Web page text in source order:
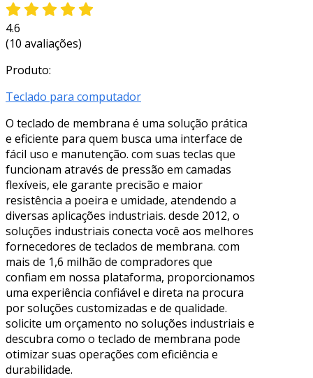
4.6
(10 avaliações)
Produto:
Teclado para computador
O teclado de membrana é uma solução prática
e eficiente para quem busca uma interface de
fácil uso e manutenção. com suas teclas que
funcionam através de pressão em camadas
flexíveis, ele garante precisão e maior
resistência a poeira e umidade, atendendo a
diversas aplicações industriais. desde 2012, o
soluções industriais conecta você aos melhores
fornecedores de teclados de membrana. com
mais de 1,6 milhão de compradores que
confiam em nossa plataforma, proporcionamos
uma experiência confiável e direta na procura
por soluções customizadas e de qualidade.
solicite um orçamento no soluções industriais e
descubra como o teclado de membrana pode
otimizar suas operações com eficiência e
durabilidade.